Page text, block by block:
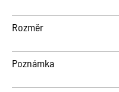
Rozměr
Poznámka